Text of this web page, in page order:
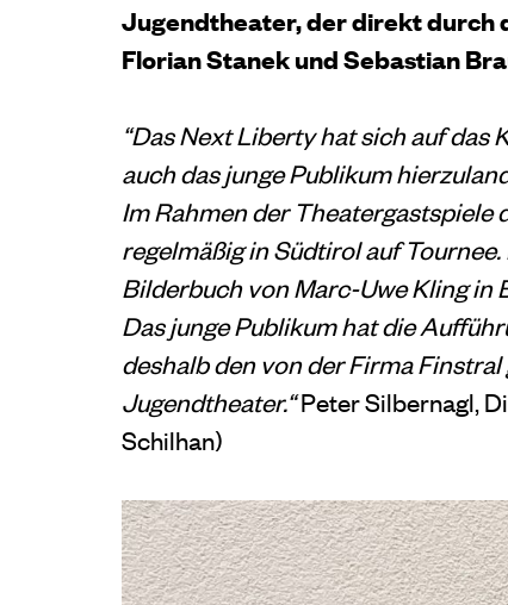
Jugendtheater, der direkt durch
Florian Stanek und Sebastian
“Das Next Liberty hat sich auf
auch das junge Publikum
Im Rahmen der
regelmäßig in Südtirol auf
Bilderbuch von Marc-Uwe Kling in
Das junge Publikum hat die
deshalb den von der Firma
Jugendtheater.“Peter Silbernagl,
Schilhan)